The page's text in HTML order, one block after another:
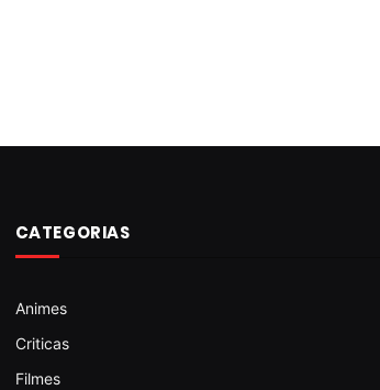
CATEGORIAS
Animes
Criticas
Filmes